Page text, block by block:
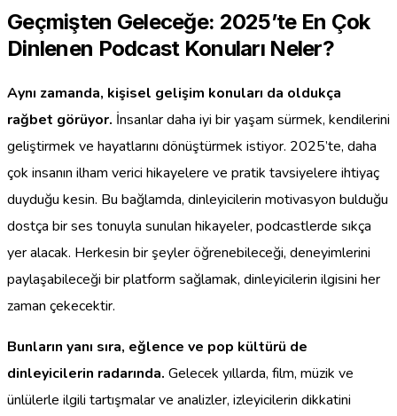
Geçmişten Geleceğe: 2025’te En Çok
Dinlenen Podcast Konuları Neler?
Aynı zamanda, kişisel gelişim konuları da oldukça
rağbet görüyor. İnsanlar daha iyi bir yaşam sürmek, kendilerini
geliştirmek ve hayatlarını dönüştürmek istiyor. 2025’te, daha
çok insanın ilham verici hikayelere ve pratik tavsiyelere ihtiyaç
duyduğu kesin. Bu bağlamda, dinleyicilerin motivasyon bulduğu
dostça bir ses tonuyla sunulan hikayeler, podcastlerde sıkça
yer alacak. Herkesin bir şeyler öğrenebileceği, deneyimlerini
paylaşabileceği bir platform sağlamak, dinleyicilerin ilgisini her
zaman çekecektir.
Bunların yanı sıra, eğlence ve pop kültürü de
dinleyicilerin radarında. Gelecek yıllarda, film, müzik ve
ünlülerle ilgili tartışmalar ve analizler, izleyicilerin dikkatini